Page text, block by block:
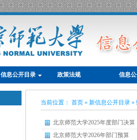
信息公开目录 政策法规 信息
当前位置： 首页 » 新信息公开目录
北京师范大学2025年度部门决算
北京师范大学2026年部门预算